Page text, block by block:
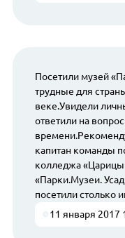
Посетили музей
трудные для
веке.Увидели
ответили на
капитан команды
колледжа
«Парки.Музеи.
посетили столько
11 января 2017